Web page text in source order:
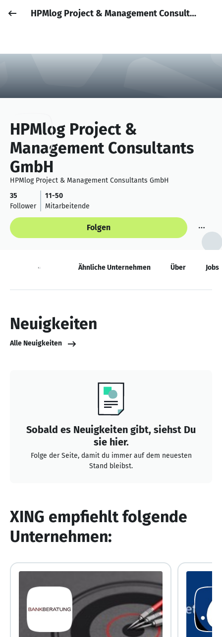
Anmelden
Job posten
HPMlog Project & Management Consultants GmbH
HPMlog Project &
Management Consultants
GmbH
HPMlog Project & Management Consultants GmbH
35
Follower
11-50
Mitarbeitende
Folgen
Neuigkeiten Ähnliche Unternehmen Über Jobs
Neuigkeiten
Alle Neuigkeiten
Sobald es Neuigkeiten gibt, siehst Du
sie hier.
Folge der Seite, damit du immer auf dem neuesten
Stand bleibst.
XING empfiehlt folgende
Unternehmen: